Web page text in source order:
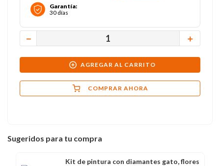
Garantía:
30 días
＋
－
AGREGAR AL CARRITO
COMPRAR AHORA
Sugeridos para tu compra
Kit de pintura con diamantes gato, flores